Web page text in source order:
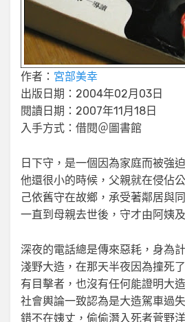
作者： 宮部美幸
出版日期：2004年02月03日
閱讀日期：2007年11月18日
入手方式：借閱＠圖書館
日下守，是一個因為家庭而被強
他還很小的時候，父親就在侵佔
己依舊守在故鄉，承受著鄰居與
一直到母親去世後，守才由阿姨
深夜的電話總是傳來惡耗，身為
淺野大造，在那天半夜因為撞死
有目擊者，也沒有任何能證明大
社會輿論一致認為是大造駕車過
錯不在姨丈，偷偷潛入死者菅野